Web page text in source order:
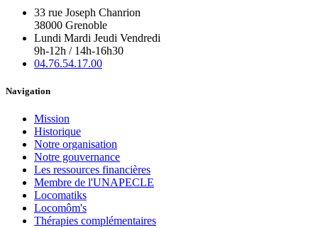
33 rue Joseph Chanrion
38000 Grenoble
Lundi Mardi Jeudi Vendredi
9h-12h / 14h-16h30
04.76.54.17.00
Navigation
Mission
Historique
Notre organisation
Notre gouvernance
Les ressources financières
Membre de l'UNAPECLE
Locomatiks
Locomôm's
Thérapies complémentaires